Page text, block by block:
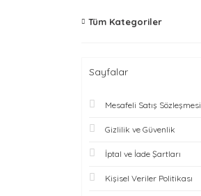
Tüm Kategoriler
Sayfalar
Mesafeli Satış Sözleşmesi
Gizlilik ve Güvenlik
İptal ve İade Şartları
Kişisel Veriler Politikası